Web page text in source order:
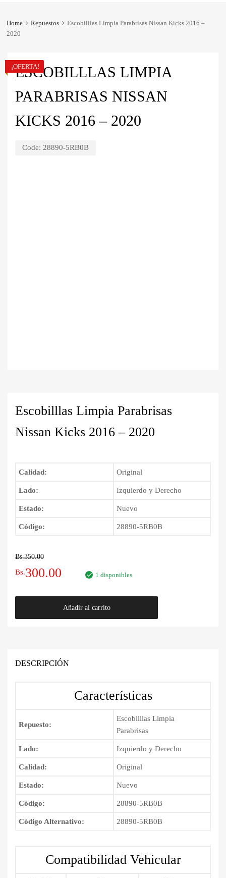
Home Repuestos
Escobilllas Limpia Parabrisas Nissan Kicks 2016 –
2020
ESCOBILLLAS LIMPIA
PARABRISAS NISSAN
KICKS 2016 – 2020
Code: 28890-5RB0B
¡OFERTA!
Escobilllas Limpia Parabrisas
Nissan Kicks 2016 – 2020
Calidad: Original
Lado: Izquierdo y Derecho
Estado: Nuevo
Código: 28890-5RB0B
Bs.350.00
El
precio
original
Bs.350.00.
Bs.300.00
precio
actual
Bs.300.00.
1 disponibles
2016
Añadir al carrito
DESCRIPCIÓN
Características
Repuesto:
Escobilllas Limpia
Parabrisas
Lado: Izquierdo y Derecho
Calidad: Original
Estado: Nuevo
Código: 28890-5RB0B
Código Alternativo: 28890-5RB0B
Compatibilidad Vehicular